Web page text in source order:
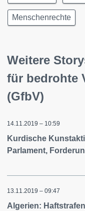
Menschenrechte
Weitere
für bedrohte
(GfbV)
14.11.2019 – 10:59
Kurdische
Parlament,
13.11.2019 – 09:47
Algerien: